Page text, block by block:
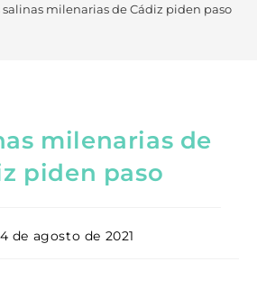
salinas milenarias de Cádiz piden paso
milenarias de
piden paso
4 de agosto de 2021